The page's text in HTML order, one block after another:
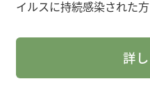
イルスに持続感染された方
詳